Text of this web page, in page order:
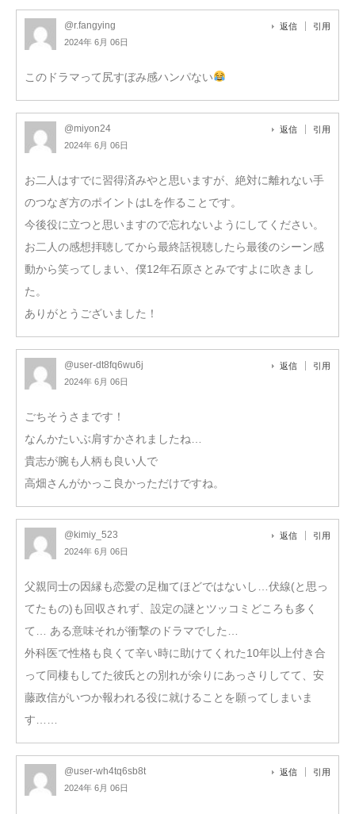
@r.fangying
2024年 6月 06日
返信 引用
このドラマって尻すぼみ感ハンパない
@miyon24
2024年 6月 06日
返信 引用
お二人はすでに習得済みやと思いますが、絶対に離れない手
のつなぎ方のポイントはLを作ることです。
今後役に立つと思いますので忘れないようにしてください。
お二人の感想拝聴してから最終話視聴したら最後のシーン感
動から笑ってしまい、僕12年石原さとみですよに吹きまし
た。
ありがとうございました！
@user-dt8fq6wu6j
2024年 6月 06日
返信 引用
ごちそうさまです！
なんかたいぶ肩すかされましたね…
貴志が腕も人柄も良い人で
高畑さんがかっこ良かっただけですね。
@kimiy_523
2024年 6月 06日
返信 引用
父親同士の因縁も恋愛の足枷てほどではないし…伏線(と思っ
てたもの)も回収されず、設定の謎とツッコミどころも多く
て… ある意味それが衝撃のドラマでした…
外科医で性格も良くて辛い時に助けてくれた10年以上付き合
って同棲もしてた彼氏との別れが余りにあっさりしてて、安
藤政信がいつか報われる役に就けることを願ってしまいま
す……
@user-wh4tq6sb8t
2024年 6月 06日
返信 引用